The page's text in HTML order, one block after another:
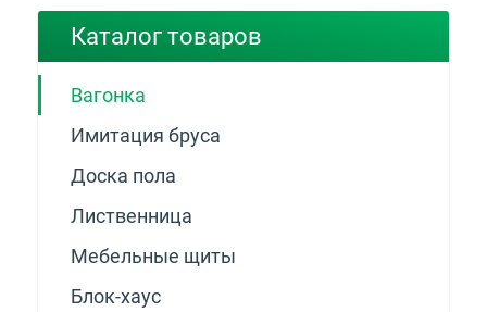
Каталог товаров
Вагонка
Имитация бруса
Доска пола
Лиственница
Мебельные щиты
Блок-хаус